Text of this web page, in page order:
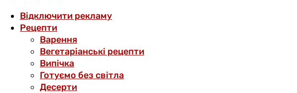
Відключити рекламу
Рецепти
Варення
Вегетаріанські рецепти
Випічка
Готуємо без світла
Десерти